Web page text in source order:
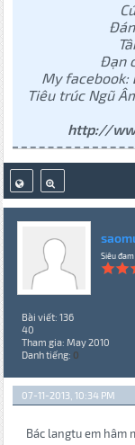
Đạn
My facebook:
Tiêu trúc Ngũ
http://
Siêu
Bài viết: 136
40
Tham gia: May 2010
Danh tiếng: 0
07-11-2013, 10:34 PM
Bác langtu em hâm